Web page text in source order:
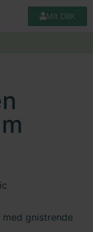
Mit DBK
gnistrende